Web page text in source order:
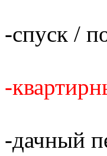
-спуск /
-
-дачный